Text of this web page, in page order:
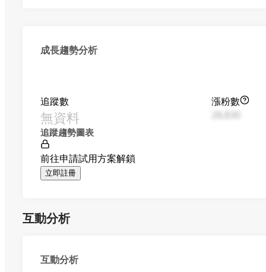
成長趨勢分析
追蹤數
無資料
漲粉數
追蹤趨勢圖表
前往申請試用方案解鎖
立即註冊
互動分析
互動分析